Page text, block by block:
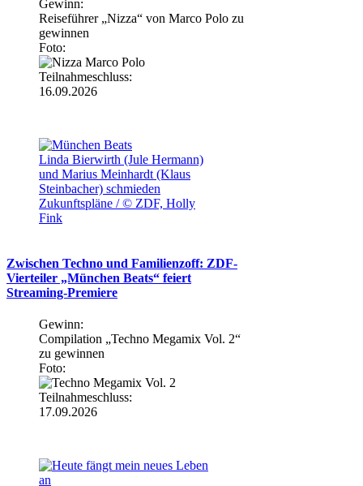
Gewinn:
Reiseführer „Nizza“ von Marco Polo zu
gewinnen
Foto:
Teilnahmeschluss:
16.09.2026
Linda Bierwirth (Jule Hermann)
und Marius Meinhardt (Klaus
Steinbacher) schmieden
Zukunftspläne / © ZDF, Holly
Fink
Zwischen Techno und Familienzoff: ZDF-
Vierteiler „München Beats“ feiert
Streaming-Premiere
Gewinn:
Compilation „Techno Megamix Vol. 2“
zu gewinnen
Foto:
Teilnahmeschluss:
17.09.2026